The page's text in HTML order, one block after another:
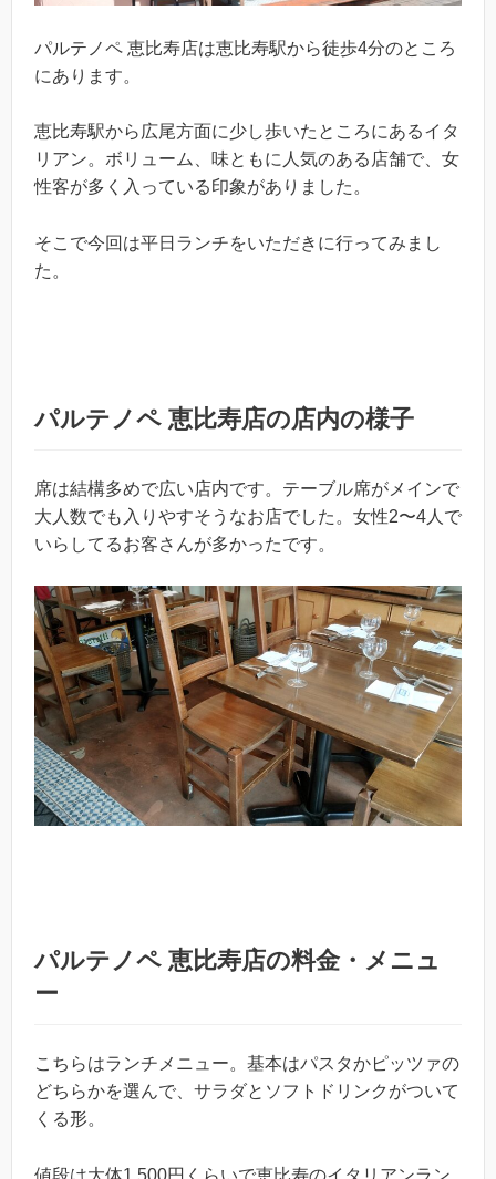
パルテノペ 恵比寿店は恵比寿駅から徒歩4分のところ
にあります。
恵比寿駅から広尾方面に少し歩いたところにあるイタ
リアン。ボリューム、味ともに人気のある店舗で、女
性客が多く入っている印象がありました。
そこで今回は平日ランチをいただきに行ってみまし
た。
パルテノペ 恵比寿店の店内の様子
席は結構多めで広い店内です。テーブル席がメインで
大人数でも入りやすそうなお店でした。女性2〜4人で
いらしてるお客さんが多かったです。
パルテノペ 恵比寿店の料金・メニュ
ー
こちらはランチメニュー。基本はパスタかピッツァの
どちらかを選んで、サラダとソフトドリンクがついて
くる形。
値段は大体1,500円くらいで恵比寿のイタリアンラン